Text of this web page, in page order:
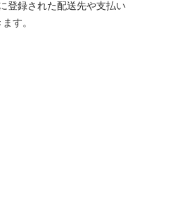
録された配送先や支払い
す。